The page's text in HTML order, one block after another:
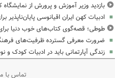
بازدید وزیر آموزش و پرورش از
ادبیات کهن ایران اقیانوسی
طوطی؛ قصه‌گوی کتاب‌های خوب دنیا
ضرورت معرفی گسترده ظرفیت‌های
زندگی آپارتمانی باید در ادبیات کودک و
تماس با